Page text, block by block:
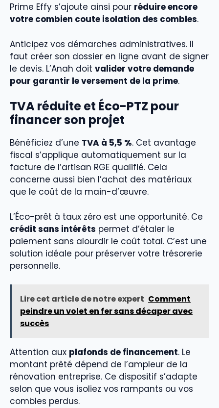
Prime Effy s’ajoute ainsi pour réduire encore
votre combien coute isolation des combles.
Anticipez vos démarches administratives. Il
faut créer son dossier en ligne avant de signer
le devis. L’Anah doit valider votre demande
pour garantir le versement de la prime.
TVA réduite et Éco-PTZ pour
financer son projet
Bénéficiez d’une TVA à 5,5 %. Cet avantage
fiscal s’applique automatiquement sur la
facture de l’artisan RGE qualifié. Cela
concerne aussi bien l’achat des matériaux
que le coût de la main-d’œuvre.
L’Éco-prêt à taux zéro est une opportunité. Ce
crédit sans intérêts permet d’étaler le
paiement sans alourdir le coût total. C’est une
solution idéale pour préserver votre trésorerie
personnelle.
Lire cet article de notre expert Comment
peindre un volet en fer sans décaper avec
succès
Attention aux plafonds de financement. Le
montant prêté dépend de l’ampleur de la
rénovation entreprise. Ce dispositif s’adapte
selon que vous isoliez vos rampants ou vos
combles perdus.